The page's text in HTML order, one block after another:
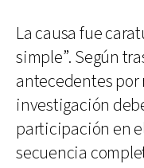
La causa fue
simple”. Según
antecedentes por
investigación
participación en
secuencia